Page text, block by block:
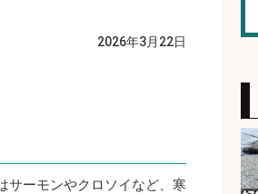
2026年3月22日
サーモンやクロソイなど、寒